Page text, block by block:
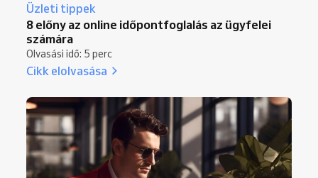
Üzleti tippek
8 előny az online időpontfoglalás az ügyfelei
számára
Olvasási idő: 5 perc
Cikk elolvasása